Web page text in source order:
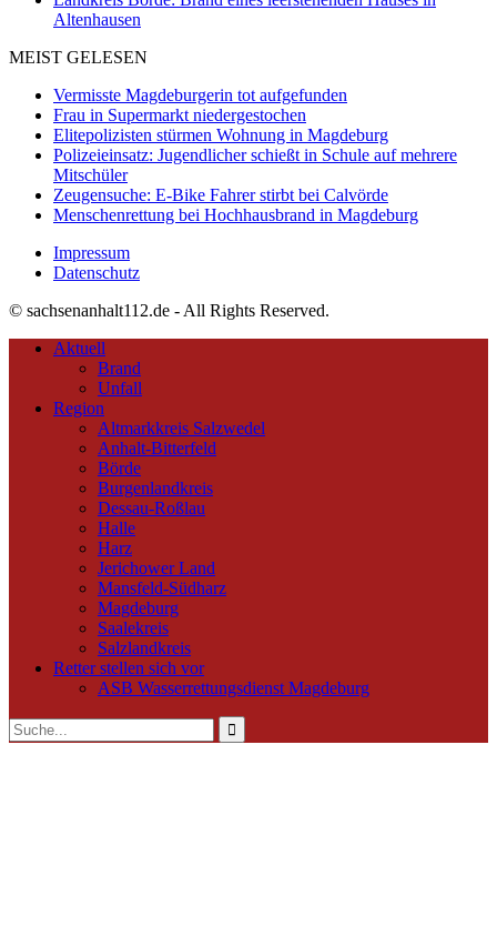
Altenhausen
MEIST GELESEN
Vermisste Magdeburgerin tot aufgefunden
Frau in Supermarkt niedergestochen
Elitepolizisten stürmen Wohnung in Magdeburg
Polizeieinsatz: Jugendlicher schießt in Schule auf mehrere
Mitschüler
Zeugensuche: E-Bike Fahrer stirbt bei Calvörde
Menschenrettung bei Hochhausbrand in Magdeburg
Impressum
Datenschutz
© sachsenanhalt112.de - All Rights Reserved.
Aktuell
Brand
Unfall
Region
Altmarkkreis Salzwedel
Anhalt-Bitterfeld
Börde
Burgenlandkreis
Dessau-Roßlau
Halle
Harz
Jerichower Land
Mansfeld-Südharz
Magdeburg
Saalekreis
Salzlandkreis
Retter stellen sich vor
ASB Wasserrettungsdienst Magdeburg